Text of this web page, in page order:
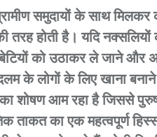
समुदायों के साथ
होती है। यदि नक्सलियों
को उठाकर ले जाने
के लोगों के लिए खाना
शोषण आम रहा है जिससे
ताकत का एक महत्वपूर्ण